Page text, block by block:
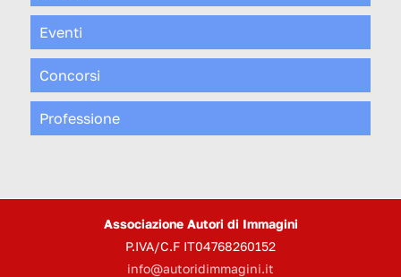
Eventi
Concorsi
Professione
Associazione Autori di Immagini
P.IVA/C.F IT04768260152
info@autoridimmagini.it